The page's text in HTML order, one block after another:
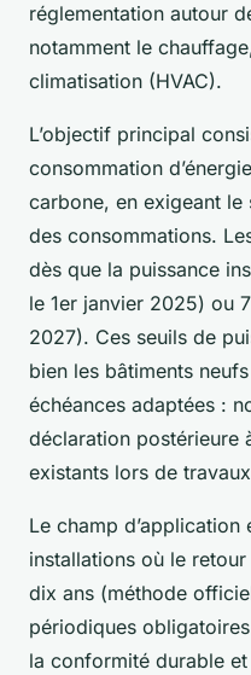
réglementation autour
notamment le
climatisation (HVAC).
L’objectif principal
consommation
carbone, en exigeant le
des consommations.
dès que la puissance
le 1er janvier 2025) ou
2027). Ces seuils de
bien les bâtiments
échéances adaptées :
déclaration postérieure
existants lors de
Le champ
installations où le
dix ans (méthode
périodiques
la conformité durable